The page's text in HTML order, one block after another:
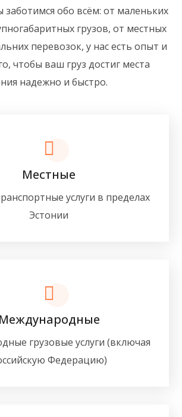
заботимся обо всём: от маленьких
грузов, от местных
перевозок, у нас есть опыт и
чтобы ваш груз достиг места
надежно и быстро.
Местные
услуги в пределах
Эстонии
Международные
грузовые услуги (включая
Федерацию)